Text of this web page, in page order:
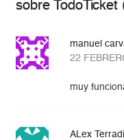
sobre TodoTicket
manuel
22
muy
ALex